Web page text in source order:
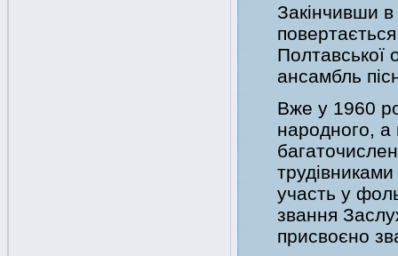
Закінчивши
Полтавської
ансамбль
Вже у 1960
народного, а
участь у
звання
присвоєно